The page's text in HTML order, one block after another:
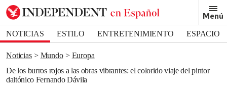
Menú
NOTICIAS ESTILO ENTRETENIMIENTO
ESPACIO
DEPORTES
Noticias Mundo
Europa
De los burros rojos a las obras vibrantes: el colorido viaje del pintor
daltónico Fernando Dávila
Bookmark popover
Removed from bookmarks
Close popover